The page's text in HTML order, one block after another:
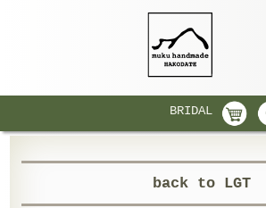
BRIDAL
back to LGT